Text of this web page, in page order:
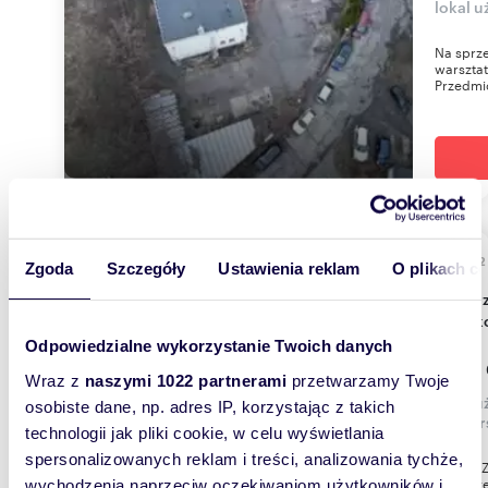
Zgoda Szczegóły Ustawienia reklam O plikach
Odpowiedzialne wykorzystanie Twoich danych
Wraz z naszymi 1022 partnerami przetwarzamy Twoje
osobiste dane, np. adres IP, korzystając z takich
technologii jak pliki cookie, w celu wyświetlania
spersonalizowanych reklam i treści, analizowania tychże,
lokal
Na
WYRÓŻNIONE 85,92
Do sprzedania luksusowy lokal z ogrodem 86 m²
w
1
lokal
LOKAL